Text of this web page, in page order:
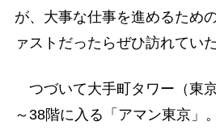
が、大事な仕事を進めるため
ァストだったらぜひ訪れてい
つづいて大手町タワー（東
～38階に入る「アマン東京」